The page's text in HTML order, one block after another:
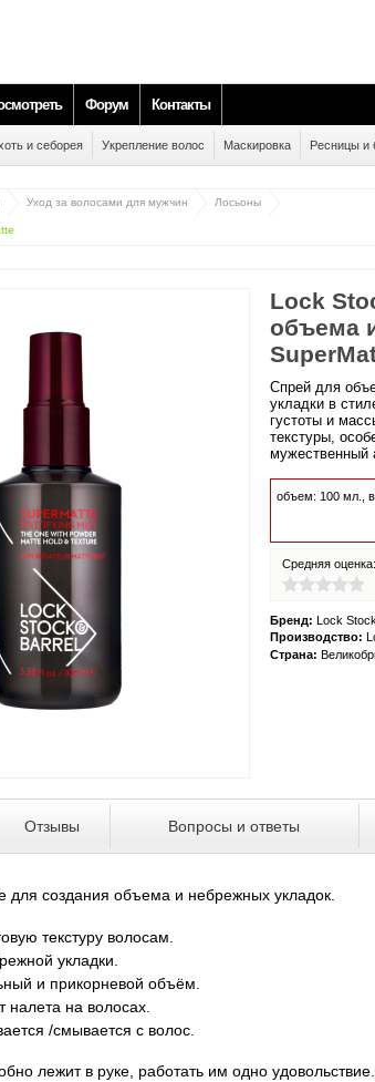
Форум Контакты
и себорея Укрепление волос Маскировка Ресницы и
Уход за волосами для мужчин Лосьоны
Lock
объема
Спрей для
укладки в
густоты и
текстуры,
мужественный
объем: 100 мл.,
Средняя оценка:
Бренд: Lock
Производство:
Страна:
Отзывы Вопросы и ответы
для создания объема и небрежных укладок.
текстуру волосам.
укладки.
и прикорневой объём.
налета на волосах.
/смывается с волос.
лежит в руке, работать им одно удовольствие.